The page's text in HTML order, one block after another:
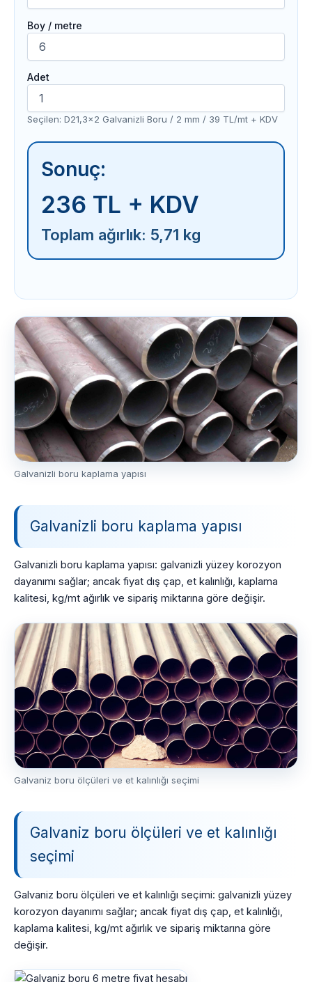
Boy / metre
Adet
Seçilen: D21,3x2 Galvanizli Boru / 2 mm / 39 TL/mt + KDV
Sonuç:
236 TL + KDV
Toplam ağırlık: 5,71 kg
Galvanizli boru kaplama yapısı
Galvanizli boru kaplama yapısı
Galvanizli boru kaplama yapısı: galvanizli yüzey korozyon
dayanımı sağlar; ancak fiyat dış çap, et kalınlığı, kaplama
kalitesi, kg/mt ağırlık ve sipariş miktarına göre değişir.
Galvaniz boru ölçüleri ve et kalınlığı seçimi
Galvaniz boru ölçüleri ve et kalınlığı
seçimi
Galvaniz boru ölçüleri ve et kalınlığı seçimi: galvanizli yüzey
korozyon dayanımı sağlar; ancak fiyat dış çap, et kalınlığı,
kaplama kalitesi, kg/mt ağırlık ve sipariş miktarına göre
değişir.